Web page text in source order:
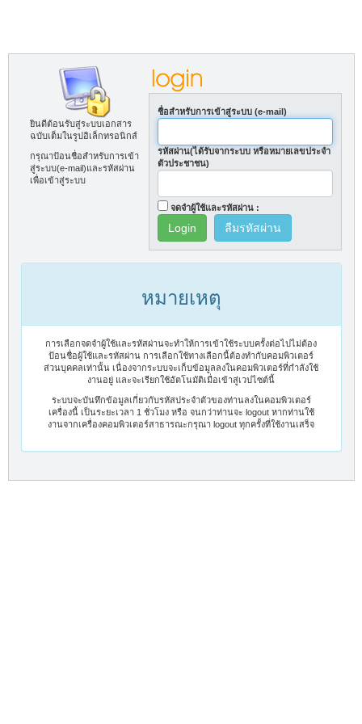
ชื่อสำหรับการเข้าสู่ระบบ (e-mail)
รหัสผ่าน(ได้รับจากระบบ หรือหมายเลขประจำ
ตัวประชาชน)
จดจำผู้ใช้และรหัสผ่าน :
ลืมรหัสผ่าน
ยินดีต้อนรับสู่ระบบเอกสาร
ฉบับเต็มในรูปอิเล็กทรอนิกส์
กรุณาป้อนชื่อสำหรับการเข้า
สู่ระบบ(e-mail)และรหัสผ่าน
เพื่อเข้าสู่ระบบ
หมายเหตุ
การเลือกจดจำผู้ใช้และรหัสผ่านจะทำให้การเข้าใช้ระบบครั้งต่อไปไม่ต้อง
ป้อนชื่อผู้ใช้และรหัสผ่าน การเลือกใช้ทางเลือกนี้ต้องทำกับคอมพิวเตอร์
ส่วนบุคคลเท่านั้น เนื่องจากระบบจะเก็บข้อมูลลงในคอมพิวเตอร์ที่กำลังใช้
งานอยู่ และจะเรียกใช้อัตโนมัติเมื่อเข้าสู่เวปไซต์นี้
ระบบจะบันทึกข้อมูลเกี่ยวกับรหัสประจำตัวของท่านลงในคอมพิวเตอร์
เครื่องนี้ เป็นระยะเวลา 1 ชั่วโมง หรือ จนกว่าท่านจะ logout หากท่านใช้
งานจากเครื่องคอมพิวเตอร์สาธารณะกรุณา logout ทุกครั้งที่ใช้งานเสร็จ